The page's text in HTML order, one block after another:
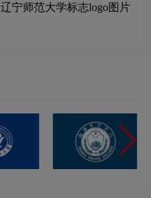
辽宁师范大学标志logo图片